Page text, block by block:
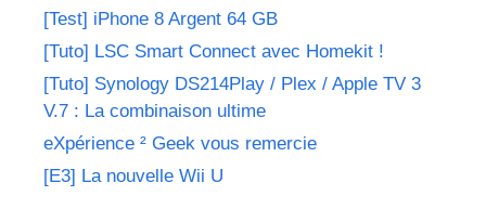
[Test] iPhone 8 Argent 64 GB
[Tuto] LSC Smart Connect avec Homekit !
[Tuto] Synology DS214Play / Plex / Apple TV 3
V.7 : La combinaison ultime
eXpérience ² Geek vous remercie
[E3] La nouvelle Wii U